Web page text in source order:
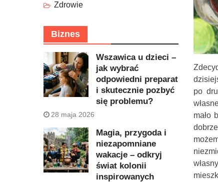
po
mało
Zdrowie
Biznes
Wszawica u dzieci –
jak wybrać
odpowiedni preparat
i skutecznie pozbyć
się problemu?
28 maja 2026
Magia, przygoda i
niezapomniane
wakacje – odkryj
świat kolonii
inspirowanych